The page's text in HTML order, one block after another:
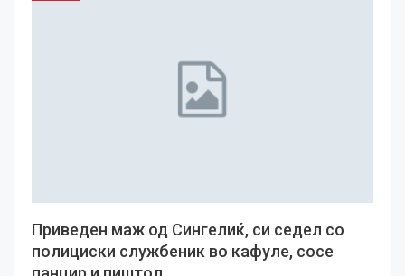
Приведен маж од Сингелиќ, си седел со
полициски службеник во кафуле, сосе